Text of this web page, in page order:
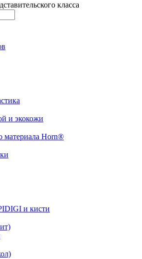
класса
и экокожи
материала Horn®
и кисти